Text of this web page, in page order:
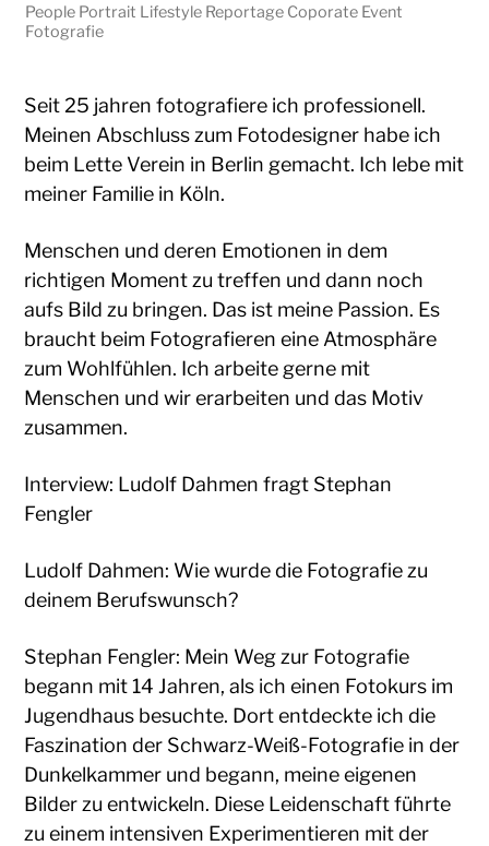
People Portrait Lifestyle Reportage Coporate Event
Fotografie
Seit 25 jahren fotografiere ich professionell.
Meinen Abschluss zum Fotodesigner habe ich
beim Lette Verein in Berlin gemacht. Ich lebe mit
meiner Familie in Köln.
Menschen und deren Emotionen in dem
richtigen Moment zu treffen und dann noch
aufs Bild zu bringen. Das ist meine Passion. Es
braucht beim Fotografieren eine Atmosphäre
zum Wohlfühlen. Ich arbeite gerne mit
Menschen und wir erarbeiten und das Motiv
zusammen.
Interview: Ludolf Dahmen fragt Stephan
Fengler
Ludolf Dahmen: Wie wurde die Fotografie zu
deinem Berufswunsch?
Stephan Fengler: Mein Weg zur Fotografie
begann mit 14 Jahren, als ich einen Fotokurs im
Jugendhaus besuchte. Dort entdeckte ich die
Faszination der Schwarz-Weiß-Fotografie in der
Dunkelkammer und begann, meine eigenen
Bilder zu entwickeln. Diese Leidenschaft führte
zu einem intensiven Experimentieren mit der